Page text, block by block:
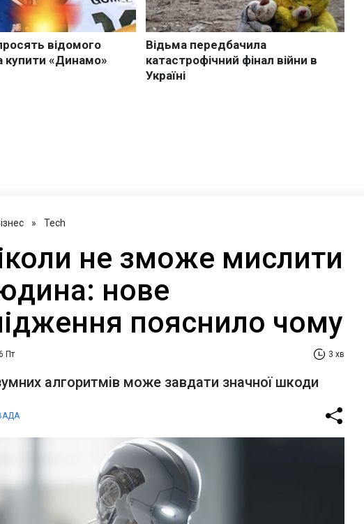
» Tech
не зможе мислити
нове
пояснило чому
Пт 3 хв
алгоритмів може завдати значної шкоди